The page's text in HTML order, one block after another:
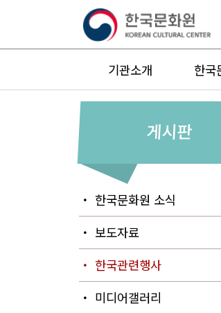
기관소개 한국
게시판
・ 한국문화원 소식
・ 보도자료
・ 한국관련행사
・ 미디어갤러리